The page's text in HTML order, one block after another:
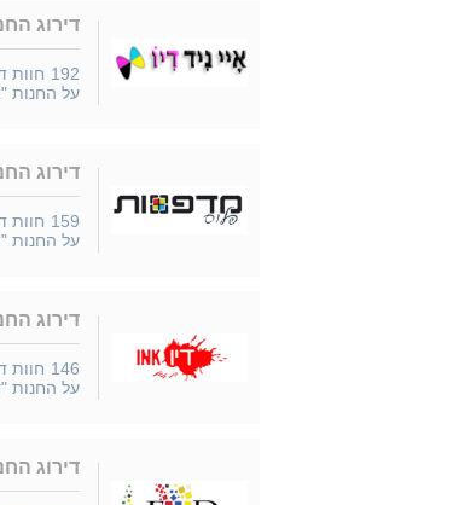
דירוג
192 חוות
על החנות
דירוג
159 חוות
על החנות
דירוג
146 חוות
על החנות
דירוג